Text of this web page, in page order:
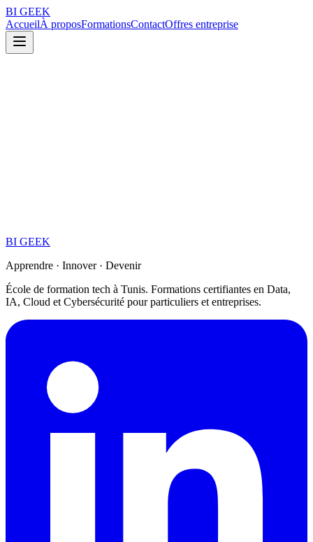
BI GEEK
AccueilÀ proposFormationsContactOffres entreprise
BI GEEK
Apprendre · Innover · Devenir
École de formation tech à Tunis. Formations certifiantes en Data,
IA, Cloud et Cybersécurité pour particuliers et entreprises.